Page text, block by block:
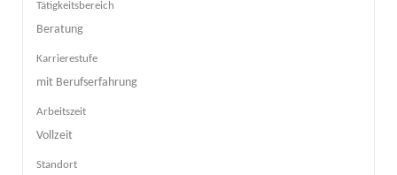
Tätigkeitsbereich
Beratung
Karrierestufe
mit Berufserfahrung
Arbeitszeit
Vollzeit
Standort